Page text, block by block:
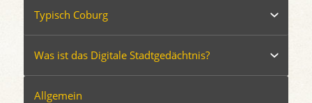
Typisch Coburg
Was ist das Digitale Stadtgedächtnis?
Allgemein